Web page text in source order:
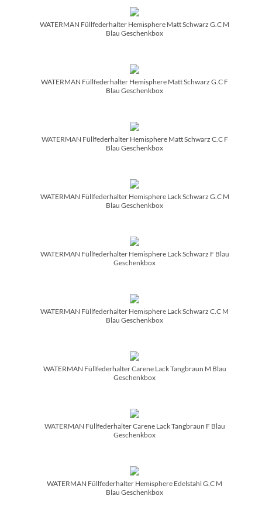
WATERMAN Füllfederhalter Hemisphere Matt Schwarz G.C M
Blau Geschenkbox
WATERMAN Füllfederhalter Hemisphere Matt Schwarz G.C F
Blau Geschenkbox
WATERMAN Füllfederhalter Hemisphere Matt Schwarz C.C F
Blau Geschenkbox
WATERMAN Füllfederhalter Hemisphere Lack Schwarz G.C M
Blau Geschenkbox
WATERMAN Füllfederhalter Hemisphere Lack Schwarz F Blau
Geschenkbox
WATERMAN Füllfederhalter Hemisphere Lack Schwarz C.C M
Blau Geschenkbox
WATERMAN Füllfederhalter Carene Lack Tangbraun M Blau
Geschenkbox
WATERMAN Füllfederhalter Carene Lack Tangbraun F Blau
Geschenkbox
WATERMAN Füllfederhalter Hemisphere Edelstahl G.C M
Blau Geschenkbox